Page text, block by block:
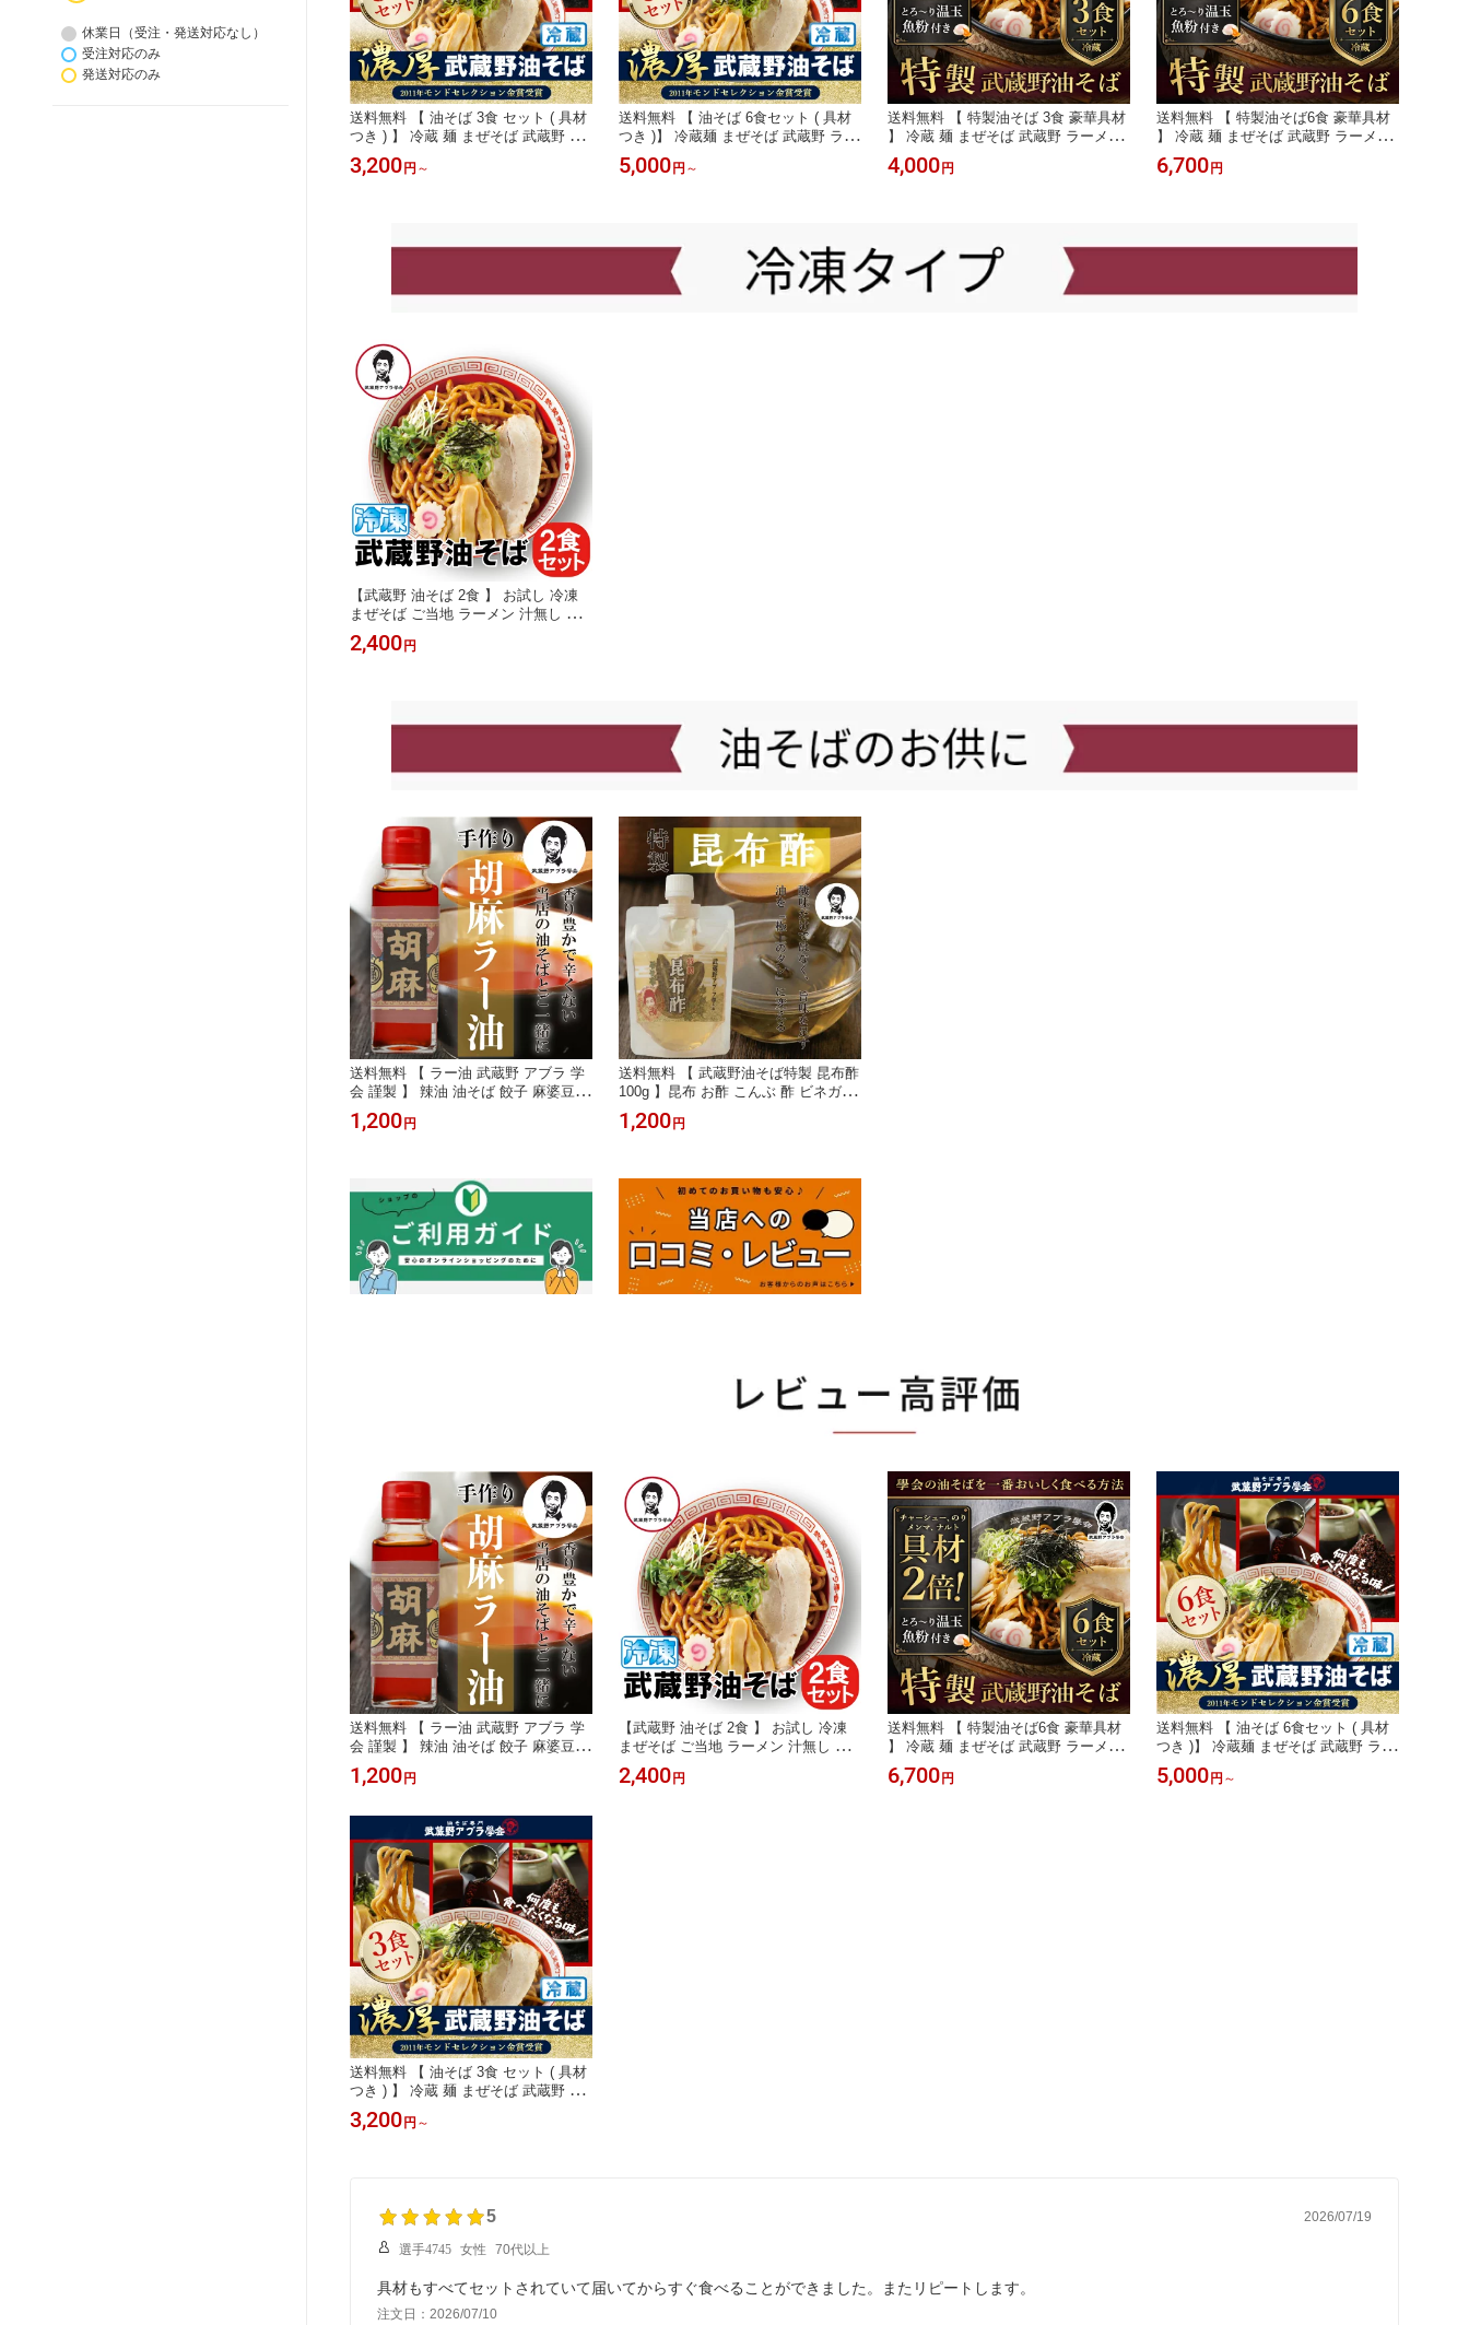
休業日（受注・発送対応なし）
受注対応のみ
発送対応のみ
送料無料 【 油そば 3食 セット ( 具材
つき ) 】 冷蔵 麺 まぜそば 武蔵野 ラ
ーメン ご当地 汁無し 大盛 病みつき
行列店 お取り寄せ グルメ 保存食 タ
3,200円 ～
送料無料 【 油そば 6食セット ( 具材
つき )】 冷蔵麺 まぜそば 武蔵野 ラー
メン ご当地 汁無し 大盛 病みつき 行
列店 お取り寄せ グルメ 保存食 タレ
5,000円 ～
送料無料 【 特製油そば 3食 豪華具材
】 冷蔵 麺 まぜそば 武蔵野 ラーメン
ご当地 汁無し 大盛 病みつき 行列店
お取り寄せ グルメ 保存食 タレ 東京
4,000円
送料無料 【 特製油そば6食 豪華具材
】 冷蔵 麺 まぜそば 武蔵野 ラーメン
ご当地 汁無し 大盛 病みつき 行列店
お取り寄せ グルメ 保存食 タレ 東京
6,700円
【武蔵野 油そば 2食 】 お試し 冷凍
まぜそば ご当地 ラーメン 汁無し 大
盛 病みつき 行列店 お取り寄せ グル
メ 保存食 モンドセレクション 東京土
2,400円
送料無料 【 ラー油 武蔵野 アブラ 学
会 謹製 】 辣油 油そば 餃子 麻婆豆腐
ガチ中華 カプサイシン ごま油 胡麻
辛くない マイルド 業務用 オリジナル
1,200円
送料無料 【 武蔵野油そば特製 昆布酢
100g 】昆布 お酢 こんぶ 酢 ビネガー
す 調味料 さっぱり うまみ 武蔵野 油
そば 特製 学会 油そば ラーメン トッ
1,200円
送料無料 【 ラー油 武蔵野 アブラ 学
会 謹製 】 辣油 油そば 餃子 麻婆豆腐
ガチ中華 カプサイシン ごま油 胡麻
辛くない マイルド 業務用 オリジナル
1,200 円
【武蔵野 油そば 2食 】 お試し 冷凍
まぜそば ご当地 ラーメン 汁無し 大
盛 病みつき 行列店 お取り寄せ グル
メ 保存食 モンドセレクション 東京土
2,400 円
送料無料 【 特製油そば6食 豪華具材
】 冷蔵 麺 まぜそば 武蔵野 ラーメン
ご当地 汁無し 大盛 病みつき 行列店
お取り寄せ グルメ 保存食 タレ 東京
6,700 円
送料無料 【 油そば 6食セット ( 具材
つき )】 冷蔵麺 まぜそば 武蔵野 ラー
メン ご当地 汁無し 大盛 病みつき 行
列店 お取り寄せ グルメ 保存食 タレ
5,000 円 ～
送料無料 【 油そば 3食 セット ( 具材
つき ) 】 冷蔵 麺 まぜそば 武蔵野 ラ
ーメン ご当地 汁無し 大盛 病みつき
行列店 お取り寄せ グルメ 保存食 タ
3,200 円 ～
5 2026/07/19
選手4745 女性 70代以上
具材もすべてセットされていて届いてからすぐ食べることができました。またリピートします。
注文日：2026/07/10